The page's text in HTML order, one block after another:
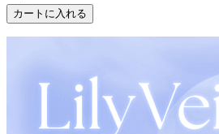
カートに入れる